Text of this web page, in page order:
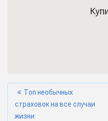
Топ необычных
страховок на все случаи
жизни